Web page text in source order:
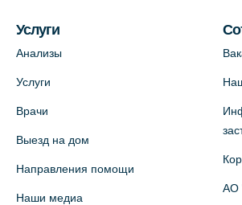
Пестеля, 25А
Медицинский центр на
пр., 4 (официальный партнер)
Услуги
Анализы
Услуги
Врачи
Выезд на дом
Направления помощи
Наши медиа
АО